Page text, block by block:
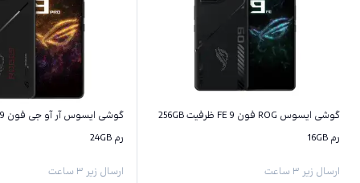
گوشی ایسوس ROG فون 9 FE ظرفیت 256GB
رم 16GB
ارسال زیر ۳ ساعت
رم 24GB
ارسال زیر ۳ ساعت